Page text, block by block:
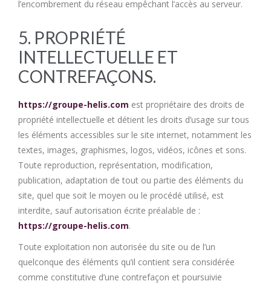
l’encombrement du réseau empêchant l’accès au serveur.
5. PROPRIÉTÉ
INTELLECTUELLE ET
CONTREFAÇONS.
https://groupe-helis.com est propriétaire des droits de
propriété intellectuelle et détient les droits d’usage sur tous
les éléments accessibles sur le site internet, notamment les
textes, images, graphismes, logos, vidéos, icônes et sons.
Toute reproduction, représentation, modification,
publication, adaptation de tout ou partie des éléments du
site, quel que soit le moyen ou le procédé utilisé, est
interdite, sauf autorisation écrite préalable de :
https://groupe-helis.com.
Toute exploitation non autorisée du site ou de l’un
quelconque des éléments qu’il contient sera considérée
comme constitutive d’une contrefaçon et poursuivie